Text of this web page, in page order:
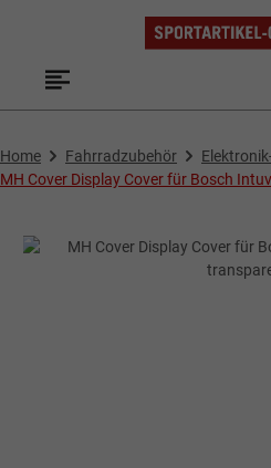
Zum Hauptinhalt springen
Home Fahrradzubehör
MH Cover Display Cover für Bosch